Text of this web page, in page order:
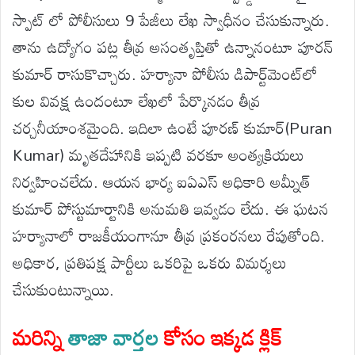
స్పాట్ లో పోలీసులు 9 పేజీలు లేఖ స్వాధీనం చేసుకున్నారు.
తాను ఉద్యోగం పట్ల తీవ్ర అసంతృప్తితో ఉన్నానంటూ పూరన్
కుమార్ రాసుకొచ్చారు. హర్యానా పోలీసు డిపార్ట్‌మెంట్‌లో
కుల వివక్ష ఉందంటూ లేఖలో పేర్కొనడం తీవ్ర
చర్చనీయాంశమైంది. ఇదిలా ఉంటే పూరణ్ కుమార్(Puran
Kumar) మృతదేహానికి ఇప్పటి వరకూ అంత్యక్రియలు
నిర్వహించలేదు. ఆయన భార్య ఐఏఎస్ అధికారి అమ్నీత్
కుమార్ పోస్టుమార్టానికి అనుమతి ఇవ్వడం లేదు. ఈ ఘటన
హర్యానాలో రాజకీయంగానూ తీవ్ర ప్రకంరనలు రేపుతోంది.
అధికార, ప్రతిపక్ష పార్టీలు ఒకరిపై ఒకరు విమర్శలు
చేసుకుంటున్నాయి.
మరిన్నితాజా వార్తలకోసం ఇక్కడ క్లిక్